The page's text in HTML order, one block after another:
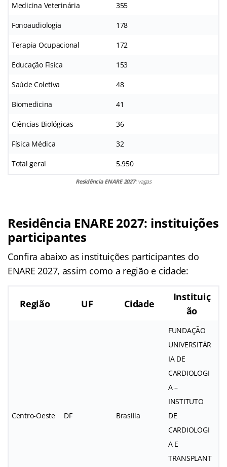
Medicina Veterinária 355
Fonoaudiologia 178
Terapia Ocupacional 172
Educação Física 153
Saúde Coletiva 48
Biomedicina 41
Ciências Biológicas 36
Física Médica 32
Total geral 5.950
Residência ENARE 2027: vagas
Residência ENARE 2027: instituições
participantes
Confira abaixo as instituições participantes do
ENARE 2027, assim como a região e cidade:
Região UF Cidade
Instituiç
ão
Centro-Oeste DF Brasília
FUNDAÇÃO
UNIVERSITÁR
IA DE
CARDIOLOGI
A –
INSTITUTO
DE
CARDIOLOGI
A E
TRANSPLANT